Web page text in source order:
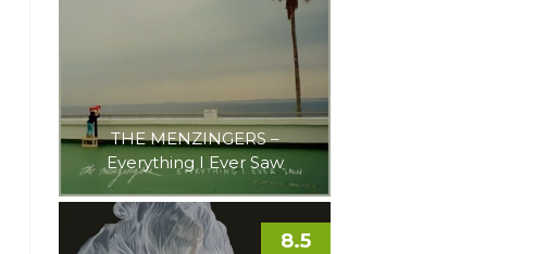
THE MENZINGERS –
Everything I Ever Saw
8.5